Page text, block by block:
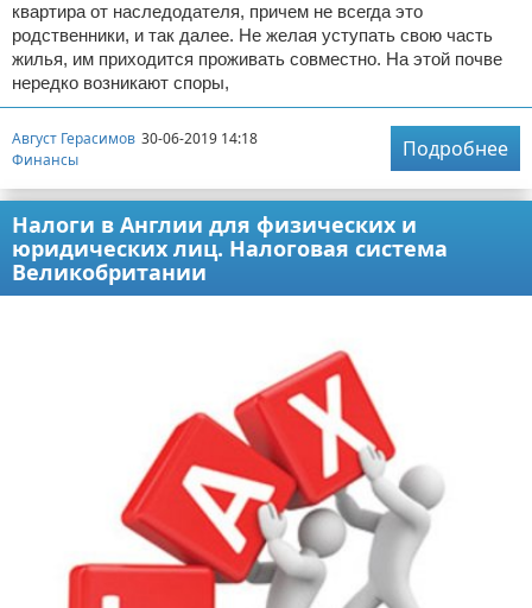
квартира от наследодателя, причем не всегда это
родственники, и так далее. Не желая уступать свою часть
жилья, им приходится проживать совместно. На этой почве
нередко возникают споры,
Август Герасимов 30-06-2019 14:18
Финансы
Подробнее
Налоги в Англии для физических и
юридических лиц. Налоговая система
Великобритании